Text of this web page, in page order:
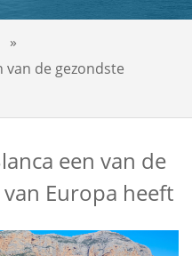
van de gezondste
een van de
Europa heeft